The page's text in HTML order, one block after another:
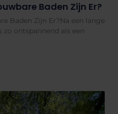
Baden Zijn Er?
Baden Zijn Er?Na een lange
ontspannend als een